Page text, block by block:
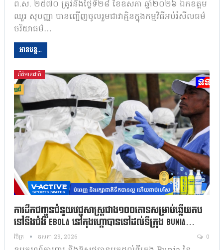
ព.ស. ២៥៧០ ត្រូវនឹងថ្ងៃទី២៨ ខែឧសភា ឆ្នាំ២០២៦ ឯកឧត្តម
ឈួរ សុបញ្ញា បានញ្ជើញចូលរួមជាវាគ្មិនក្នុងកម្មវិធីអប់រំសីលធម៌
ចរិយាធម៌…
អានបន្ត...
ព័ត៌មានជាតិ
ការដឹកជញ្ជូនជំនួយវេជ្ជសាស្រ្តជាង១០០តោនសម្រាប់ឆ្លើយតប
ទៅនឹងជំងឺ Ebola នៅកុងហ្គោបានទៅដល់ទីក្រុង Bunia…
វិចិត្រ ឧសភា 29, 2026 0